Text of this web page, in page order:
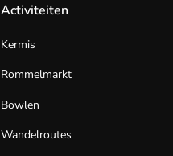
Activiteiten
Kermis
Rommelmarkt
Bowlen
Wandelroutes